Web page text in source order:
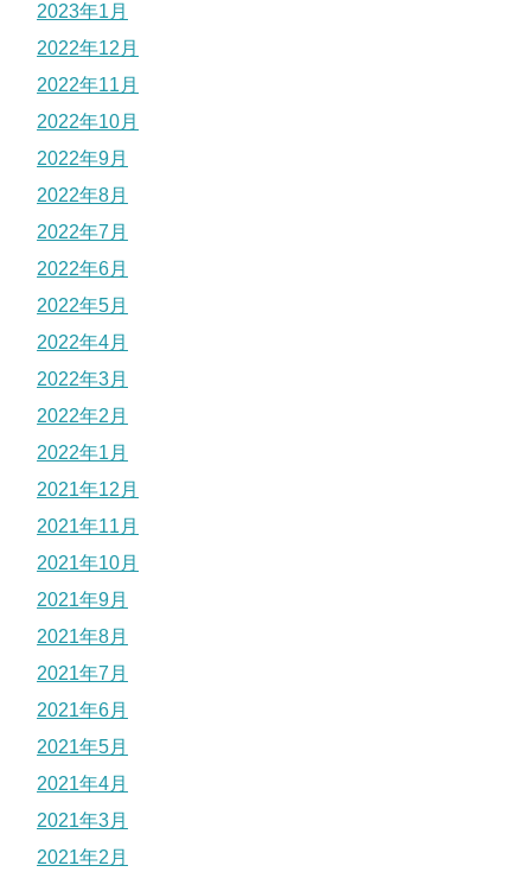
2023年1月
2022年12月
2022年11月
2022年10月
2022年9月
2022年8月
2022年7月
2022年6月
2022年5月
2022年4月
2022年3月
2022年2月
2022年1月
2021年12月
2021年11月
2021年10月
2021年9月
2021年8月
2021年7月
2021年6月
2021年5月
2021年4月
2021年3月
2021年2月